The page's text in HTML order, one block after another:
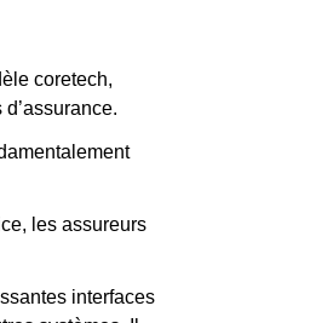
coretech,
les assureurs
interfaces